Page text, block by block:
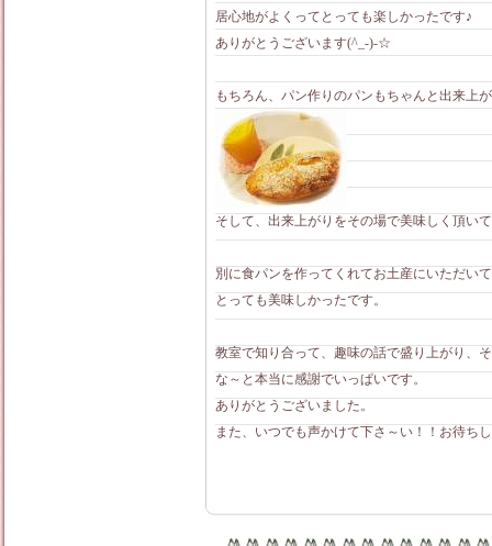
居心地がよくってとっても楽しかったです♪
ありがとうございます(^_-)-☆
もちろん、パン作りのパンもちゃんと出来上
そして、出来上がりをその場で美味しく頂い
別に食パンを作ってくれてお土産にいただい
とっても美味しかったです。
教室で知り合って、趣味の話で盛り上がり、
な～と本当に感謝でいっぱいです。
ありがとうございました。
また、いつでも声かけて下さ～い！！お待ち